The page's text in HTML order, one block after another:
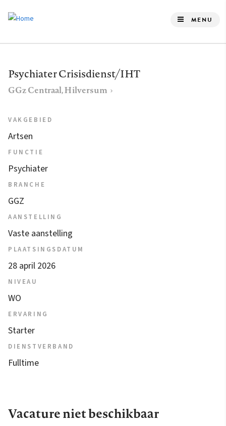
de
gaan
MENU
Psychiater Crisisdienst/IHT
GGz Centraal, Hilversum
VAKGEBIED
Artsen
FUNCTIE
Psychiater
BRANCHE
GGZ
AANSTELLING
Vaste aanstelling
PLAATSINGSDATUM
28 april 2026
NIVEAU
WO
ERVARING
Starter
DIENSTVERBAND
Fulltime
Vacature niet beschikbaar